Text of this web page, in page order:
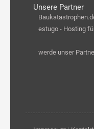
Unsere Partner
estugo - Hosting
werde unser